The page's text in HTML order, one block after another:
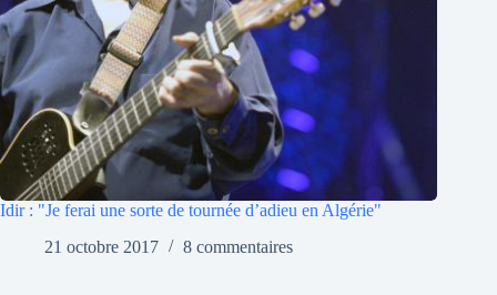
Idir : "Je ferai une sorte de tournée d’adieu en Algérie"
21 octobre 2017
8 commentaires